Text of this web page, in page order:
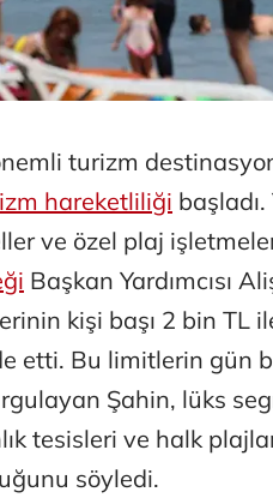
turizm
hareketliliği
ve özel plaj
Başkan Yardımcısı
kişi başı 2 bin TL
etti. Bu limitlerin gün
Şahin, lüks
tesisleri ve halk
söyledi.